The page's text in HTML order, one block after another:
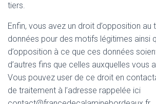
tiers.
Enfin, vous avez un droit d’opposition
données pour des motifs légitimes ainsi
d’opposition à ce que ces données
d’autres fins que celles auxquelles vous
Vous pouvez user de ce droit en
de traitement à l’adresse rappelée ici